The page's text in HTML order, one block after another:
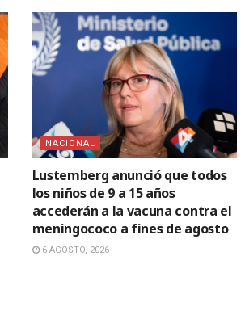
NACIONAL
Lustemberg anunció que todos
los niños de 9 a 15 años
accederán a la vacuna contra el
meningococo a fines de agosto
6 AGOSTO, 2026